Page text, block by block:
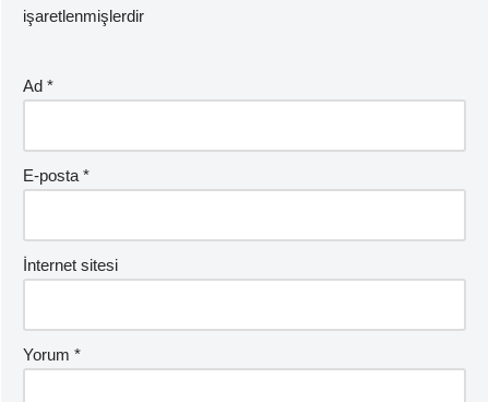
işaretlenmişlerdir
Ad *
E-posta *
İnternet sitesi
Yorum *